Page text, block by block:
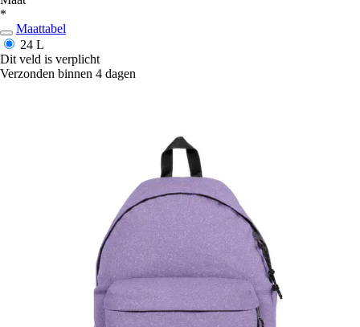
*
Maattabel
24 L
Dit veld is verplicht
Verzonden binnen 4 dagen